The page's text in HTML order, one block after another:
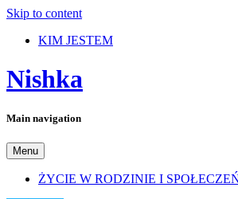
Skip to content
KIM JESTEM
Nishka
Main navigation
Menu
ŻYCIE W RODZINIE I